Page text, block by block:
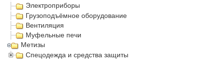
Электроприборы
Грузоподъёмное оборудование
Вентиляция
Муфельные печи
Метизы
Спецодежда и средства защиты